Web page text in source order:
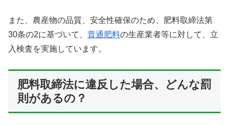
また、農産物の品質、安全性確保のため、肥料取締法第
30条の2に基づいて、 普通肥料の生産業者等に対して、立
入検査を実施しています。
肥料取締法に違反した場合、どんな罰
則があるの？